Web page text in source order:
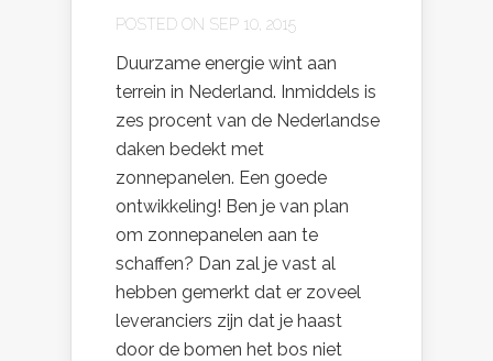
POSTED ON SEP 10, 2015
Duurzame energie wint aan
terrein in Nederland. Inmiddels is
zes procent van de Nederlandse
daken bedekt met
zonnepanelen. Een goede
ontwikkeling! Ben je van plan
om zonnepanelen aan te
schaffen? Dan zal je vast al
hebben gemerkt dat er zoveel
leveranciers zijn dat je haast
door de bomen het bos niet